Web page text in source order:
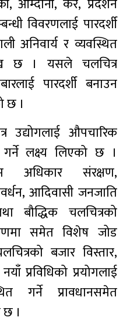
आम्दानी, कर, प्रदर्शन
विवरणलाई पारदर्शी
अनिवार्य र व्यवस्थित
छ । यसले चलचित्र
पारदर्शी बनाउन
छ ।
उद्योगलाई औपचारिक
लक्ष्य लिएको छ ।
अधिकार संरक्षण,
आदिवासी जनजाति
बौद्धिक चलचित्रको
समेत विशेष जोड
बजार विस्तार,
प्रविधिको प्रयोगलाई
गर्ने प्रावधानसमेत
।